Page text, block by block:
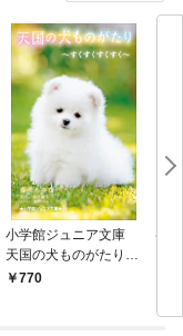
小学館ジュニア文庫
天国の犬ものがたり～
すくすくすくすく～
770
ペ